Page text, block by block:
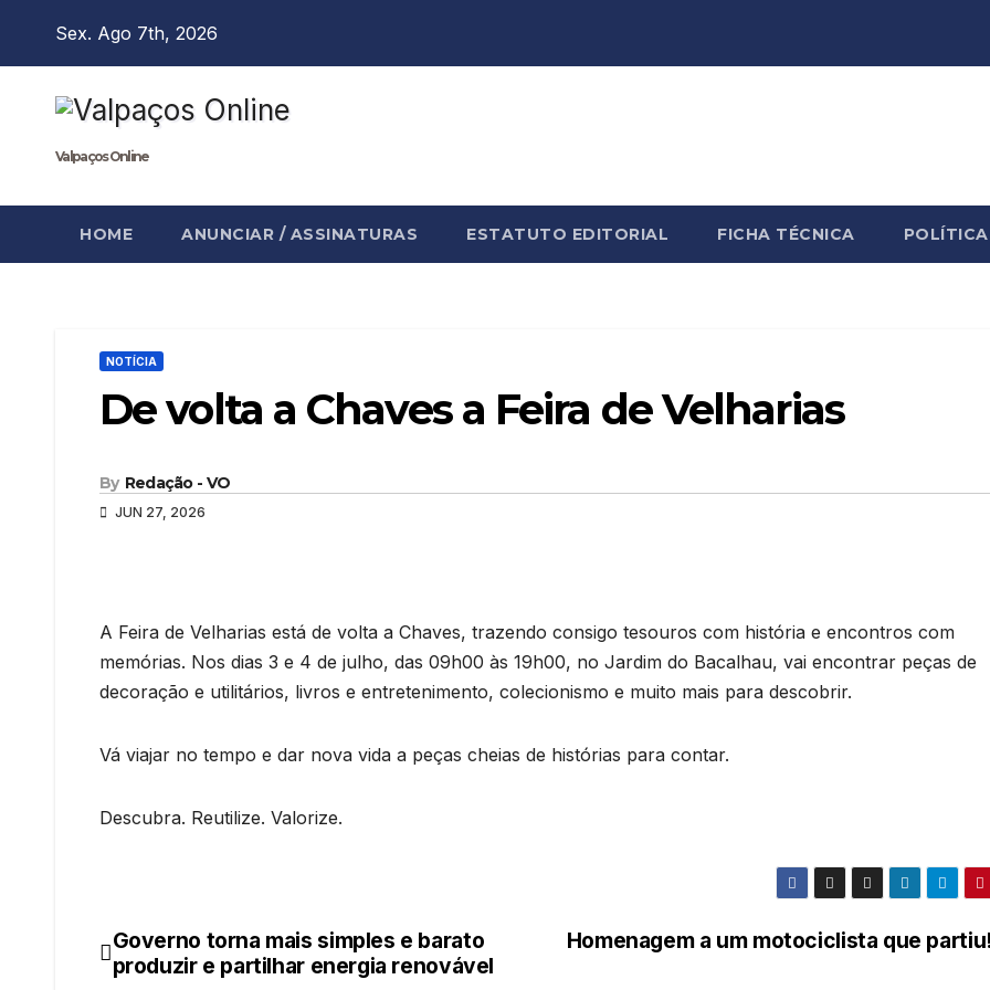
Sex. Ago 7th, 2026
Valpaços Online
HOME ANUNCIAR / ASSINATURAS ESTATUTO EDITORIAL FICHA TÉCNICA
NOTÍCIA
De volta a Chaves a Feira de Velharias
By Redação - VO
JUN 27, 2026
A Feira de Velharias está de volta a Chaves, trazendo consigo tesouros com história e encontros com
memórias. Nos dias 3 e 4 de julho, das 09h00 às 19h00, no Jardim do Bacalhau, vai encontrar peças de
decoração e utilitários, livros e entretenimento, colecionismo e muito mais para descobrir.
Vá viajar no tempo e dar nova vida a peças cheias de histórias para contar.
Descubra. Reutilize. Valorize.
Navegação
Homenagem a um motociclista que
Governo torna mais simples e barato
produzir e partilhar energia renovável